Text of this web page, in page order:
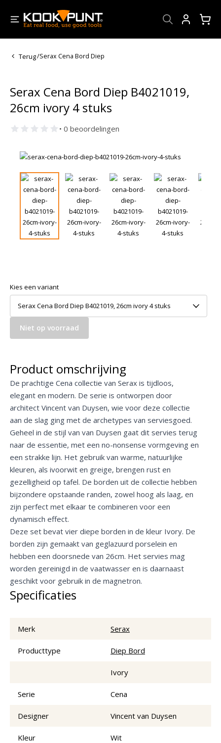
Terug/Serax Cena Bord Diep
Serax Cena Bord Diep B4021019,
26cm ivory 4 stuks
• 0 beoordelingen
Kies een variant
Serax Cena Bord Diep B4021019, 26cm ivory 4 stuks
Niet op voorraad
Product omschrijving
De prachtige Cena collectie van Serax is tijdloos,
elegant en modern. De serie is ontworpen door
architect Vincent van Duysen, wie voor deze collectie
aan de slag ging met de archetypes van serviesgoed.
Geheel in de stijl van van Duysen gaat dit servies terug
naar de essentie, met een no-nonsense vormgeving en
een strakke lijn. Het gebruik van warme, natuurlijke
kleuren, als ivoorwit en greige, brengen rust en
gezelligheid op tafel. De borden uit de collectie hebben
bijzondere opstaande randen, zowel hoog als laag, en
zijn perfect met elkaar te combineren voor een
dynamisch effect.
Deze set bevat vier diepe borden in de kleur Ivory. De
borden zijn gemaakt van geglazuurd porselein en
hebben een doorsnede van 26cm. Het servies mag
worden gereinigd in de vaatwasser en is daarnaast
geschikt voor gebruik in de magnetron.
Specificaties
Merk Serax
Producttype Diep Bord
Ivory
Serie Cena
Designer Vincent van Duysen
Kleur Wit